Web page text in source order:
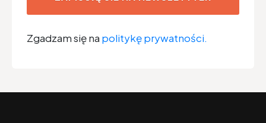
Zgadzam się na politykę prywatności.